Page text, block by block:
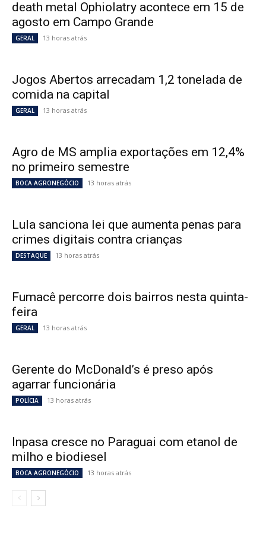
death metal Ophiolatry acontece em 15 de
agosto em Campo Grande
GERAL 13 horas atrás
Jogos Abertos arrecadam 1,2 tonelada de
comida na capital
GERAL 13 horas atrás
Agro de MS amplia exportações em 12,4%
no primeiro semestre
BOCA AGRONEGÓCIO 13 horas atrás
Lula sanciona lei que aumenta penas para
crimes digitais contra crianças
DESTAQUE 13 horas atrás
Fumacê percorre dois bairros nesta quinta-
feira
GERAL 13 horas atrás
Gerente do McDonald’s é preso após
agarrar funcionária
POLÍCIA 13 horas atrás
Inpasa cresce no Paraguai com etanol de
milho e biodiesel
BOCA AGRONEGÓCIO 13 horas atrás